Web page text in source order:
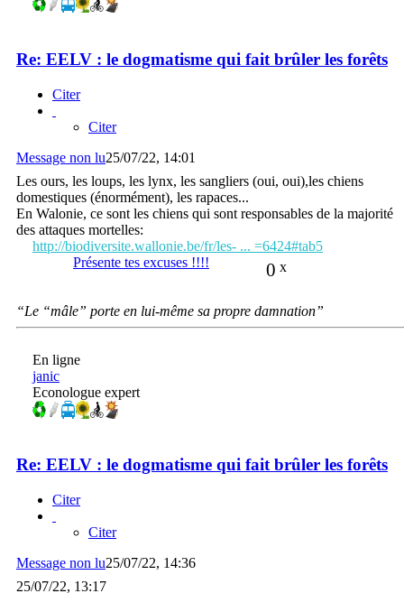
Re: EELV : le dogmatisme qui fait brûler les forêts
Citer
Citer
Message non lu25/07/22, 14:01
Les ours, les loups, les lynx, les sangliers (oui, oui),les chiens
domestiques (énormément), les rapaces...
En Walonie, ce sont les chiens qui sont responsables de la majorité
des attaques mortelles:
http://biodiversite.wallonie.be/fr/les- ... =6424#tab5
0 x
Présente tes excuses !!!!
“Le “mâle” porte en lui-même sa propre damnation”
En ligne
janic
Econologue expert
Re: EELV : le dogmatisme qui fait brûler les forêts
Citer
Citer
Message non lu25/07/22, 14:36
25/07/22, 13:17